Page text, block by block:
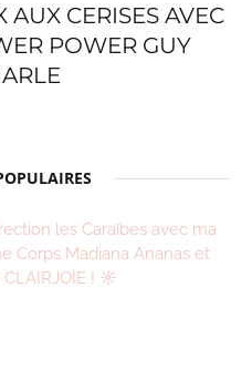
CERISES AVEC
POWER GUY
les Caraïbes avec ma
Corps Madiana Ananas et
CLAIRJOIE ! ☼